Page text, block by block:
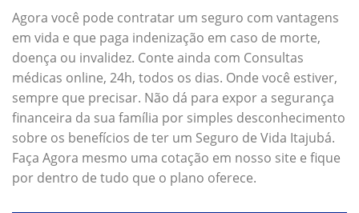
Agora você pode contratar um seguro com vantagens
em vida e que paga indenização em caso de morte,
doença ou invalidez. Conte ainda com Consultas
médicas online, 24h, todos os dias. Onde você estiver,
sempre que precisar. Não dá para expor a segurança
financeira da sua família por simples desconhecimento
sobre os benefícios de ter um Seguro de Vida Itajubá.
Faça Agora mesmo uma cotação em nosso site e fique
por dentro de tudo que o plano oferece.